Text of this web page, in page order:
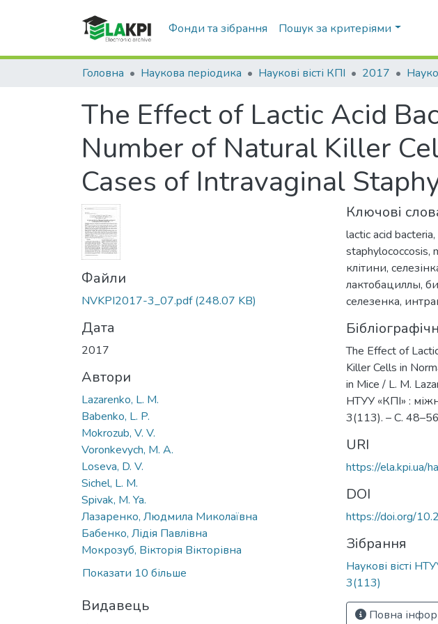
Фонди та зібрання Пошук за критеріями
Головна Наукова періодика Наукові вісті КПІ 2017
The Effect of Lactic Acid
Number of Natural Killer
Cases of Intravaginal
Файли
NVKPI2017-3_07.pdf(248.07 KB)
Дата
2017
Автори
Lazarenko, L. M.
Babenko, L. P.
Mokrozub, V. V.
Voronkevych, M. A.
Loseva, D. V.
Sichel, L. M.
Spivak, M. Ya.
Лазаренко, Людмила Миколаївна
Бабенко, Лідія Павлівна
Мокрозуб, Вікторія Вікторівна
Показати 10 більше
Видавець
Ключові
lactic acid bacteria,
staphylococcosis,
клітини,
лактобациллы,
селезенка,
The Effect of
Killer Cells in
in Mice / L. M.
НТУУ «КПІ» :
3(113). – С.
URI
https://ela.kpi.ua/
DOI
https://doi.org/
Зібрання
Наукові вісті
3(113)
Повна